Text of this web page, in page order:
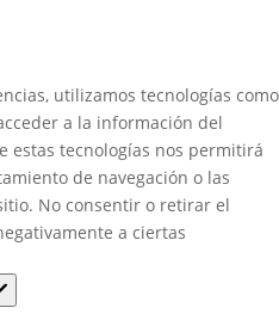
utilizamos tecnologías como
a la información del
estas tecnologías nos permitirá
de navegación o las
No consentir o retirar el
a ciertas